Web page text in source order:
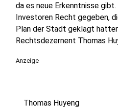
da es neue Erkenntnisse
Investoren Recht gegeben,
Plan der Stadt geklagt
Rechtsdezernent Thomas
Anzeige
Thomas Huyeng